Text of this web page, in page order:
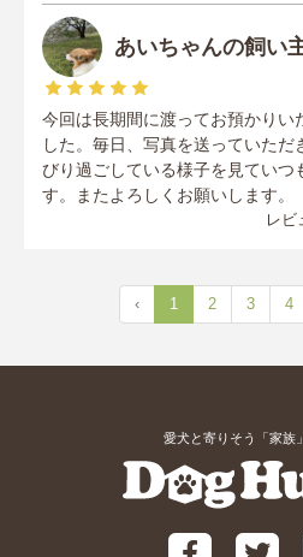
あいちゃんの飼い
今回は長期間に渡ってお預かりい
した。毎日、写真を送っていた
びり過ごしている様子を見ていつ
す。またよろしくお願いします。
レ
‹ 1 2 3 4
愛犬と寄りそう「家族